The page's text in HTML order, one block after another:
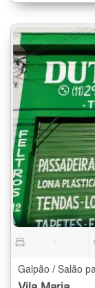
-
Galpão / Salão